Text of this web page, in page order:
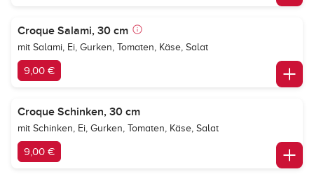
Croque Salami, 30 cm
mit Salami, Ei, Gurken, Tomaten, Käse, Salat
9,00 €
Croque Schinken, 30 cm
mit Schinken, Ei, Gurken, Tomaten, Käse, Salat
9,00 €